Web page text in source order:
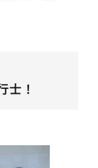
士！